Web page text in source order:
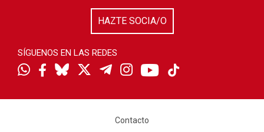
HAZTE SOCIA/O
SÍGUENOS EN LAS REDES
Contacto